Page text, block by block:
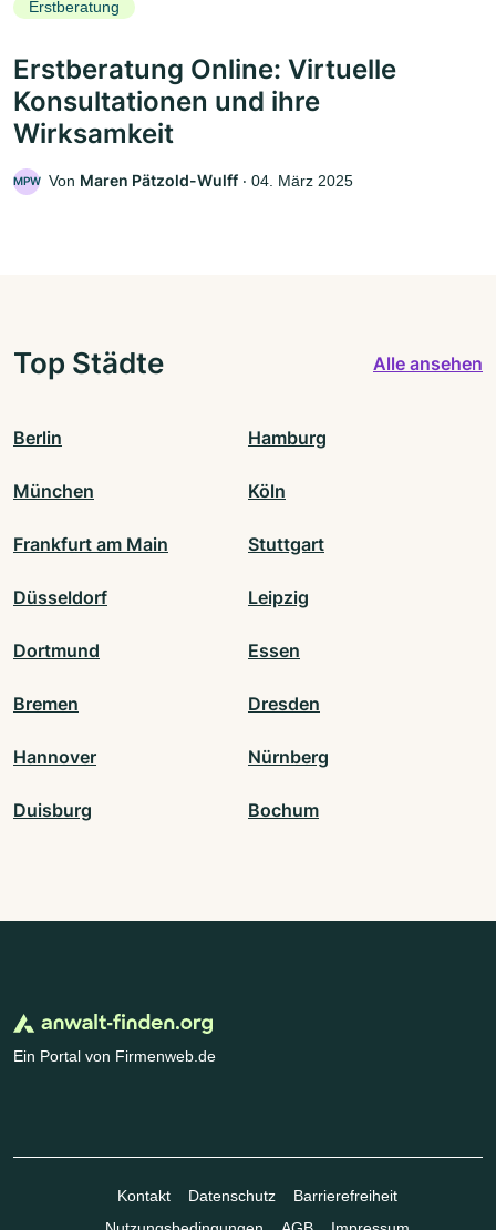
Erstberatung
Erstberatung Online: Virtuelle
Konsultationen und ihre
Wirksamkeit
MPW Von Maren Pätzold-Wulff ‧ 04. März 2025
Top Städte Alle ansehen
Berlin Hamburg
München Köln
Frankfurt am Main Stuttgart
Düsseldorf Leipzig
Dortmund Essen
Bremen Dresden
Hannover Nürnberg
Duisburg Bochum
Ein Portal von Firmenweb.de
Kontakt Datenschutz
Barrierefreiheit